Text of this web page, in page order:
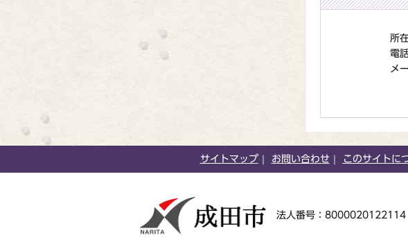
所
電
メ
サイトマップ お問い合わせ このサイトに
法人番号：8000020122114